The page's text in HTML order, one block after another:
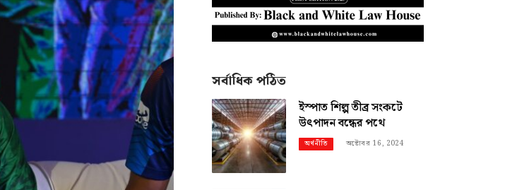
সর্বাধিক পঠিত
ইস্পাত শিল্প তীব্র সংকটে
উৎপাদন বন্ধের পথে
অর্থনীতি অক্টোবর 16, 2024